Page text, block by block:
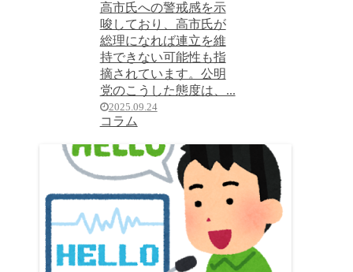
高市氏への警戒感を示
唆しており、高市氏が
総理になれば連立を維
持できない可能性も指
摘されています。公明
党のこうした態度は、...
2025.09.24
コラム